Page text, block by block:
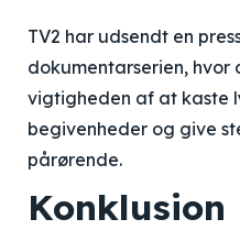
TV2 har udsendt en
dokumentarserien, hvor
vigtigheden af at kaste
begivenheder og give
pårørende.
Konklusion